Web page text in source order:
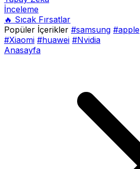
İnceleme
🔥 Sıcak Fırsatlar
Popüler İçerikler #samsung #apple
#Xiaomi #huawei #Nvidia
Anasayfa